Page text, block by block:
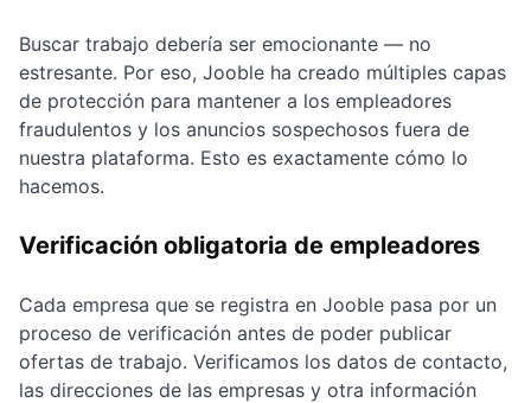
Buscar trabajo debería ser emocionante — no
estresante. Por eso, Jooble ha creado múltiples capas
de protección para mantener a los empleadores
fraudulentos y los anuncios sospechosos fuera de
nuestra plataforma. Esto es exactamente cómo lo
hacemos.
Verificación obligatoria de empleadores
Cada empresa que se registra en Jooble pasa por un
proceso de verificación antes de poder publicar
ofertas de trabajo. Verificamos los datos de contacto,
las direcciones de las empresas y otra información